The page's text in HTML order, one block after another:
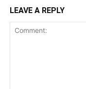
LEAVE A REPLY